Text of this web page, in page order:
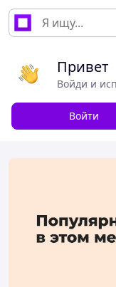
Привет
Войди и
Войти